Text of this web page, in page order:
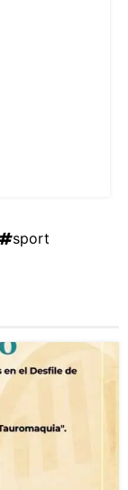
sport